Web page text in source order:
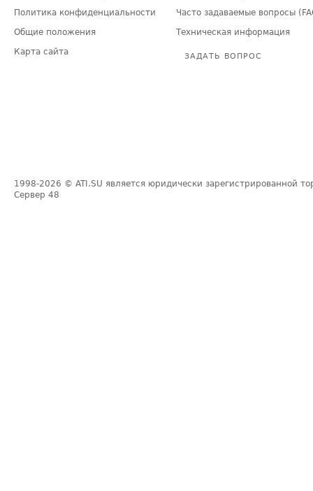
Политика конфиденциальности
Общие положения
Карта сайта
Часто задаваемые вопросы
Техническая информация
ЗАДАТЬ ВОПРОС
1998-2026 © ATI.SU является юридически зарегистрированной
Сервер 48